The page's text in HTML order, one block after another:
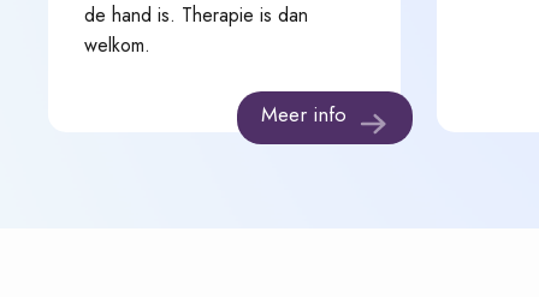
de hand is. Therapie is dan
welkom.
Meer info